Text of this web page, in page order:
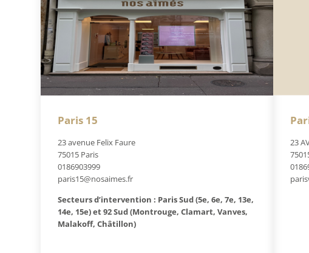
Paris 15
23 avenue Felix Faure
75015 Paris
0186903999
paris15@nosaimes.fr
Secteurs d’intervention : Paris Sud (5e, 6e, 7e, 13e,
14e, 15e) et 92 Sud (Montrouge, Clamart, Vanves,
Malakoff, Châtillon)
23